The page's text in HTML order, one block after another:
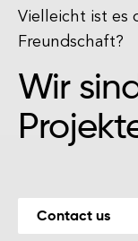
Vielleicht ist es
Freundschaft?
Wir
Contact us